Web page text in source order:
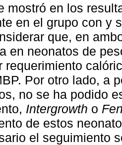
mostró en los
en el grupo con y
que, en
en neonatos de
requerimiento
Por otro lado, a
no se ha podido
Intergrowth o
de estos
el seguimiento